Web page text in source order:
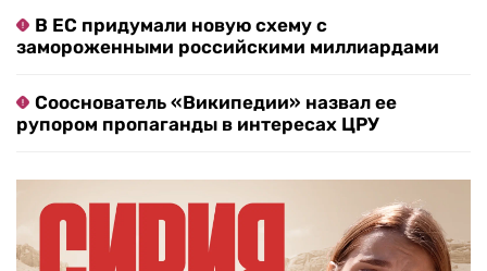
В ЕС придумали новую схему с
замороженными российскими миллиардами
Сооснователь «Википедии» назвал ее
рупором пропаганды в интересах ЦРУ